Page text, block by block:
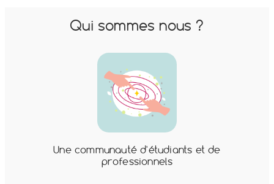
o
d
o
n
s
k
y
R
S
S
Qui sommes nous ?
Une communauté d'étudiants et de
professionnels